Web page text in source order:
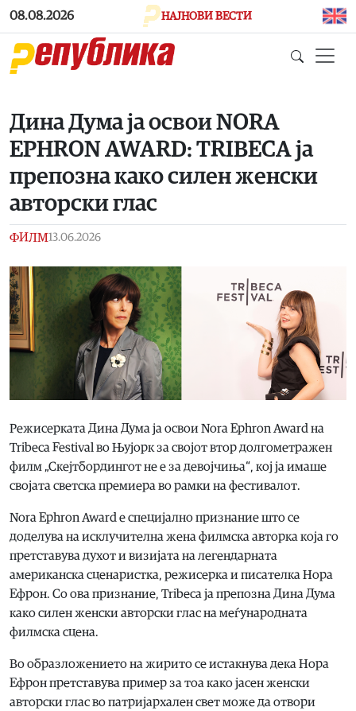
Skip to main content
08.08.2026 НАЈНОВИ ВЕСТИ
Дина Дума ја освои NORA
EPHRON AWARD: TRIBECA ја
препозна како силен женски
авторски глас
ФИЛМ13.06.2026
Режисерката Дина Дума ја освои Nora Ephron Award на
Tribeca Festival во Њујорк за својот втор долгометражен
филм „Скејтбордингот не е за девојчиња“, кој ја имаше
својата светска премиера во рамки на фестивалот.
Nora Ephron Award е специјално признание што се
доделува на исклучителна жена филмска авторка која го
претставува духот и визијата на легендарната
американска сценаристка, режисерка и писателка Нора
Ефрон. Со ова признание, Tribeca ја препозна Дина Дума
како силен женски авторски глас на меѓународната
филмска сцена.
Во образложението на жирито се истакнува дека Нора
Ефрон претставува пример за тоа како јасен женски
авторски глас во патријархален свет може да отвори